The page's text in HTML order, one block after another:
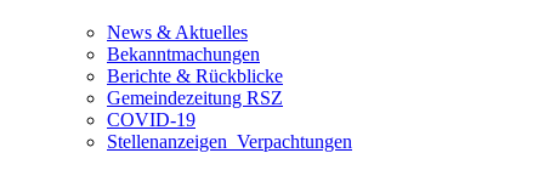
News & Aktuelles
Bekanntmachungen
Berichte & Rückblicke
Gemeindezeitung RSZ
COVID-19
Stellenanzeigen_Verpachtungen